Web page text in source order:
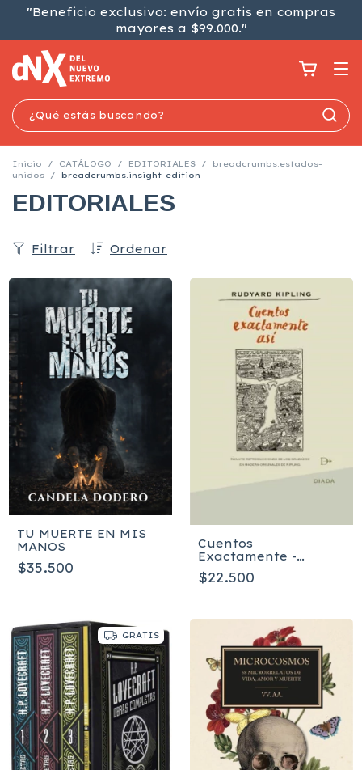
"Beneficio exclusivo: envío gratis en compras
mayores a $99.000."
Inicio / CATÁLOGO / EDITORIALES /
breadcrumbs.estados-
unidos
/ breadcrumbs.insight-edition
EDITORIALES
Ordenar
Filtrar
TU MUERTE EN MIS
MANOS
$35.500
Cuentos
Exactamente -
Rudyard Kipling
$22.500
GRATIS